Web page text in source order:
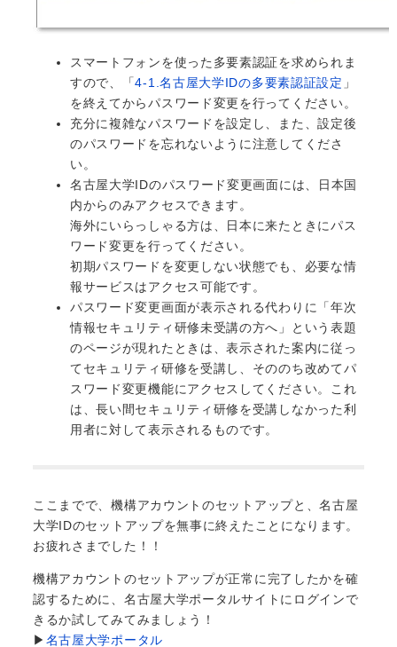
スマートフォンを使った多要素認証を求められま
すので、「4-1.名古屋大学IDの多要素認証設定 」
を終えてからパスワード変更を行ってください。
充分に複雑なパスワードを設定し、また、設定後
のパスワードを忘れないように注意してくださ
い。
名古屋大学IDのパスワード変更画面には、日本国
内からのみアクセスできます。
海外にいらっしゃる方は、日本に来たときにパス
ワード変更を行ってください。
初期パスワードを変更しない状態でも、必要な情
報サービスはアクセス可能です。
パスワード変更画面が表示される代わりに「年次
情報セキュリティ研修未受講の方へ」という表題
のページが現れたときは、表示された案内に従っ
てセキュリティ研修を受講し、そののち改めてパ
スワード変更機能にアクセスしてください。これ
は、長い間セキュリティ研修を受講しなかった利
用者に対して表示されるものです。
ここまでで、機構アカウントのセットアップと、名古屋
大学IDのセットアップを無事に終えたことになります。
お疲れさまでした！！
機構アカウントのセットアップが正常に完了したかを確
認するために、名古屋大学ポータルサイトにログインで
きるか試してみてみましょう！
▶ 名古屋大学ポータル